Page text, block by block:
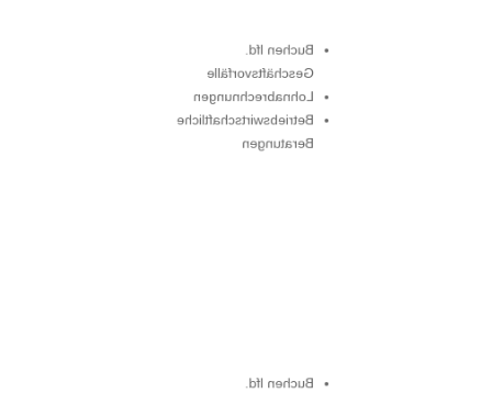
Buchen lfd.
Geschäftsvorfälle
Lohnabrechnungen
Betriebswirtschaftliche
Beratungen
Buchen lfd.